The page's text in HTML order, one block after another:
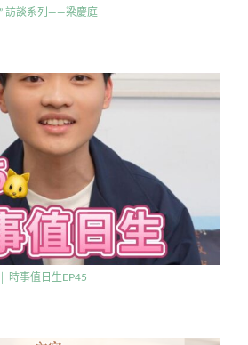
訪談系列——梁慶庭
時事值日生EP45